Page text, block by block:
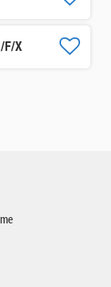
F/X